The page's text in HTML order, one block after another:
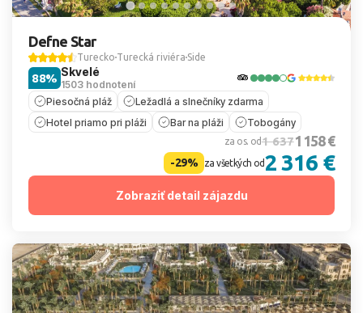
Defne Star
Turecko Turecká riviéra Side
Skvelé
1503 hodnotení
88%
Piesočná pláž
Ležadlá a slnečníky zdarma
Hotel priamo pri pláži
Bar na pláži Tobogány
za os. od1 6371 158 €
-29% za všetkých od2 316 €
Zobraziť detail zájazdu